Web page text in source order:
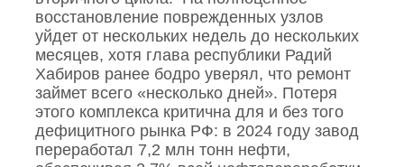
восстановление поврежденных узлов
уйдет от нескольких недель до нескольких
месяцев, хотя глава республики Радий
Хабиров ранее бодро уверял, что ремонт
займет всего «несколько дней». Потеря
этого комплекса критична для и без того
дефицитного рынка РФ: в 2024 году завод
переработал 7,2 млн тонн нефти,